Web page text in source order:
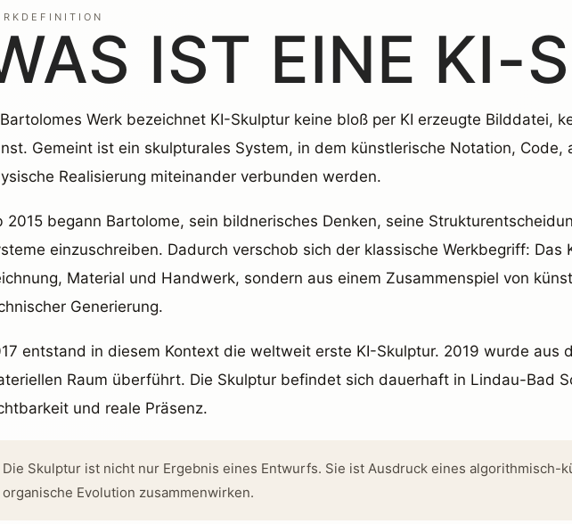
IST EINE KI-
Werk bezeichnet KI-Skulptur keine bloß per KI erzeugte Bilddatei,
Gemeint ist ein skulpturales System, in dem künstlerische Notation,
Realisierung miteinander verbunden werden.
2015 begann Bartolome, sein bildnerisches Denken, seine
einzuschreiben. Dadurch verschob sich der klassische Werkbegriff:
Material und Handwerk, sondern aus einem Zusammenspiel von
Generierung.
entstand in diesem Kontext die weltweit erste KI-Skulptur. 2019 wurde aus
Raum überführt. Die Skulptur befindet sich dauerhaft in Lindau-Bad
und reale Präsenz.
Die Skulptur ist nicht nur Ergebnis eines Entwurfs. Sie ist Ausdruck eines
organische Evolution zusammenwirken.